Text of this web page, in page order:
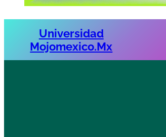
Universidad
Mojomexico.mx